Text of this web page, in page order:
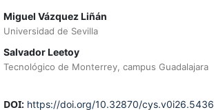
Miguel Vázquez Liñán
Universidad de Sevilla
Salvador Leetoy
Tecnológico de Monterrey, campus Guadalajara
DOI: https://doi.org/10.32870/cys.v0i26.5436